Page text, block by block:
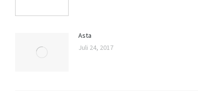
Asta
Juli 24, 2017